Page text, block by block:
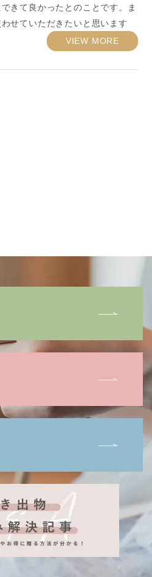
きて良かったとのことです。ま
せていただきたいと思います
VIEW MORE